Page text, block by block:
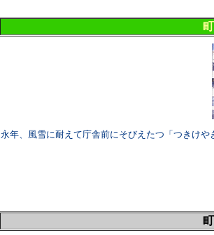
永年、風雪に耐えて庁舎前にそびえたつ「つきけ